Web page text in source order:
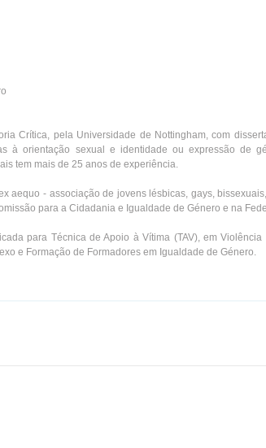
Crítica, pela Universidade de Nottingham, com
à orientação sexual e identidade ou expressão de
tem mais de 25 anos de experiência.
aequo - associação de jovens lésbicas, gays,
para a Cidadania e Igualdade de Género e na
para Técnica de Apoio à Vítima (TAV), em
e Formação de Formadores em Igualdade de Género.